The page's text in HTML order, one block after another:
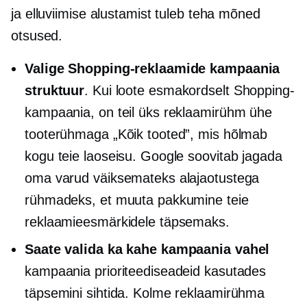
ja elluviimise alustamist tuleb teha mõned
otsused.
Valige Shopping-reklaamide kampaania
struktuur. Kui loote esmakordselt Shopping-
kampaania, on teil üks reklaamirühm ühe
tooterühmaga „Kõik tooted”, mis hõlmab
kogu teie laoseisu. Google soovitab jagada
oma varud väiksemateks alajaotustega
rühmadeks, et muuta pakkumine teie
reklaamieesmärkidele täpsemaks.
Saate valida ka kahe kampaania vahel
kampaania prioriteediseadeid kasutades
täpsemini sihtida. Kolme reklaamirühma